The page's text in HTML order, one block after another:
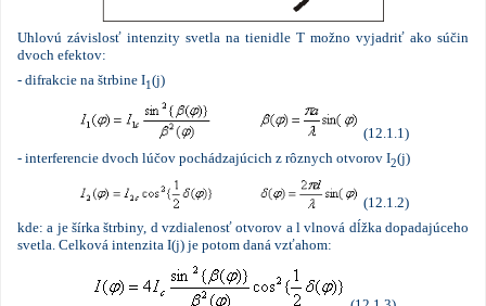
Uhlovú závislosť intenzity svetla na tienidle T možno vyjadriť ako súčin
dvoch efektov:
- difrakcie na štrbine I1(j)
(12.1.1)
- interferencie dvoch lúčov pochádzajúcich z rôznych otvorov I2(j)
(12.1.2)
kde: a je šírka štrbiny, d vzdialenosť otvorov a l vlnová dĺžka dopadajúceho
svetla. Celková intenzita I(j) je potom daná vzťahom: